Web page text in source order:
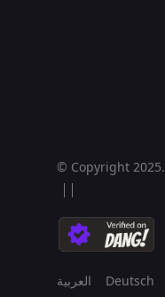
© Copyright 2025.
العربية Deutsch